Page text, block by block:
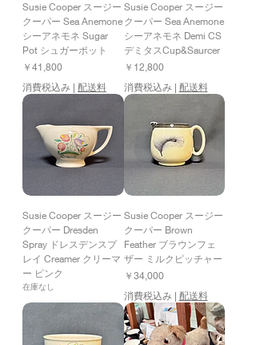
Susie Cooper スージー
クーパー Sea Anemone
シーアネモネ Sugar
Pot シュガーポット
価格
￥41,800
消費税込み
配送料
Susie Cooper スージー
クーパー Sea Anemone
シーアネモネ Demi CS
デミタスCup&Saurcer
価格
￥12,800
消費税込み| 配送料
Susie Cooper スージー
クーパー Dresden
Spray ドレスデンスプ
レイ Creamer クリーマ
ー ピンク
在庫なし
Susie Cooper スージー
クーパー Brown
Feather ブラウンフェ
ザー ミルクピッチャー
価格
￥34,000
消費税込み| 配送料